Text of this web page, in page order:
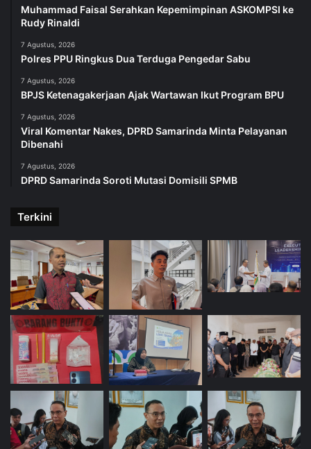
Muhammad Faisal Serahkan Kepemimpinan ASKOMPSI ke
Rudy Rinaldi
7 Agustus, 2026
Polres PPU Ringkus Dua Terduga Pengedar Sabu
7 Agustus, 2026
BPJS Ketenagakerjaan Ajak Wartawan Ikut Program BPU
7 Agustus, 2026
Viral Komentar Nakes, DPRD Samarinda Minta Pelayanan
Dibenahi
7 Agustus, 2026
DPRD Samarinda Soroti Mutasi Domisili SPMB
Terkini